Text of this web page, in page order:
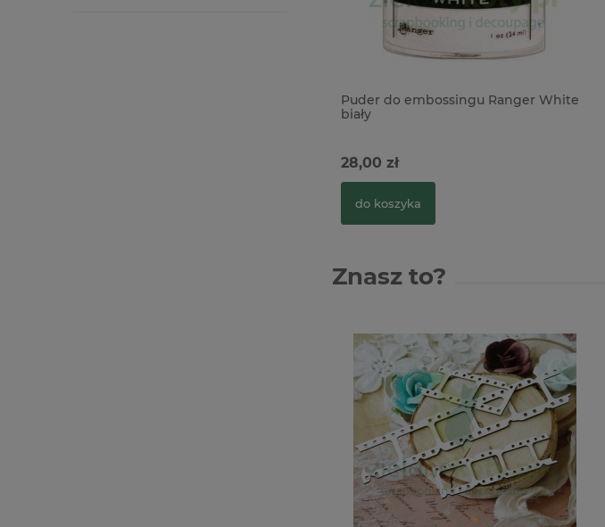
Puder do embossingu Ranger White
biały
28,00 zł
do koszyka
Znasz to?